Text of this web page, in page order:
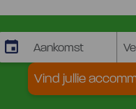
Vind jullie